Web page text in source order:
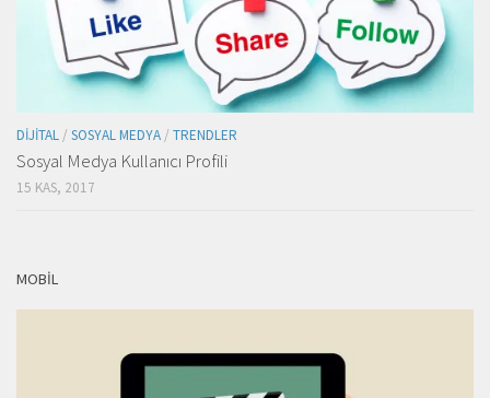
DIJITAL / SOSYAL MEDYA / TRENDLER
Sosyal Medya Kullanıcı Profili
15 KAS, 2017
MOBIL